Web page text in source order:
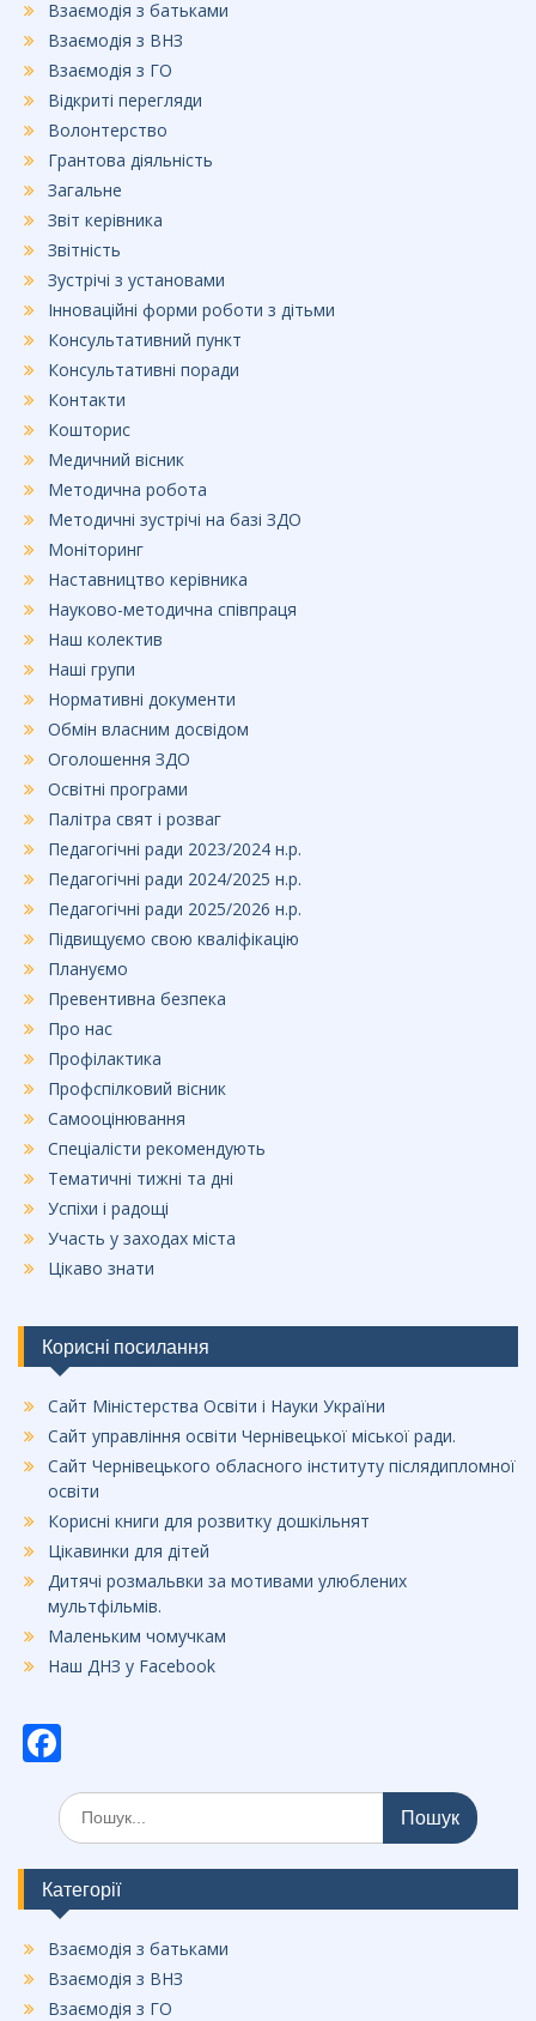
Взаємодія з батьками
Взаємодія з ВНЗ
Взаємодія з ГО
Відкриті перегляди
Волонтерство
Грантова діяльність
Загальне
Звіт керівника
Звітність
Зустрічі з установами
Інноваційні форми роботи з дітьми
Консультативний пункт
Консультативні поради
Контакти
Кошторис
Медичний вісник
Методична робота
Методичні зустрічі на базі ЗДО
Моніторинг
Наставництво керівника
Науково-методична співпраця
Наш колектив
Наші групи
Нормативні документи
Обмін власним досвідом
Оголошення ЗДО
Освітні програми
Палітра свят і розваг
Педагогічні ради 2023/2024 н.р.
Педагогічні ради 2024/2025 н.р.
Педагогічні ради 2025/2026 н.р.
Підвищуємо свою кваліфікацію
Плануємо
Превентивна безпека
Про нас
Профілактика
Профспілковий вісник
Самооцінювання
Спеціалісти рекомендують
Тематичні тижні та дні
Успіхи і радощі
Участь у заходах міста
Цікаво знати
Корисні посилання
Сайт Міністерства Освіти і Науки України
Сайт управління освіти Чернівецької міської ради.
Сайт Чернівецького обласного інституту післядипломної
освіти
Корисні книги для розвитку дошкільнят
Цікавинки для дітей
Дитячі розмальвки за мотивами улюблених
мультфільмів.
Маленьким чомучкам
Наш ДНЗ у Facebook
ac
e
b
o
o
k
Шукати:
Категорії
Взаємодія з батьками
Взаємодія з ВНЗ
Взаємодія з ГО